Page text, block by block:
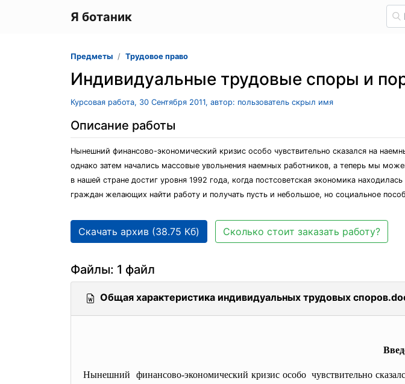
Я ботаник
Предметы Трудовое право
Индивидуальные трудовые споры и
Курсовая работа, 30 Сентября 2011, автор: пользователь скрыл имя
Описание работы
Нынешний финансово-экономический кризис особо чувствительно сказался на
однако затем начались массовые увольнения наемных работников, а теперь мы
в нашей стране достиг уровня 1992 года, когда постсоветская экономика
граждан желающих найти работу и получать пусть и небольшое, но социальное
Скачать архив (38.75 Кб) Сколько стоит заказать работу?
Файлы: 1 файл
Общая характеристика индивидуальных трудовых
Нынешний финансово-экономический кризис особо чувствительно